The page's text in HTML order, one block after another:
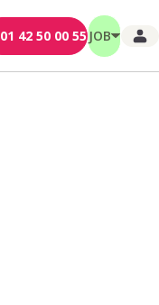
01 42 50 00 55 JOB